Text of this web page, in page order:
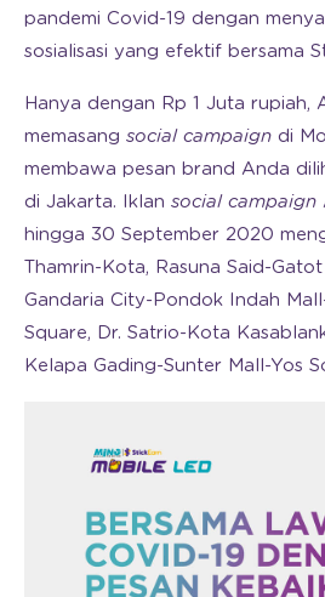
pandemi Covid-19 dengan
sosialisasi yang efektif bersama
Hanya dengan Rp 1 Juta rupiah,
memasang social campaign di
membawa pesan brand Anda
di Jakarta. Iklan social campaign
hingga 30 September 2020
Thamrin-Kota, Rasuna Said-
Gandaria City-Pondok Indah
Square, Dr. Satrio-Kota
Kelapa Gading-Sunter Mall-Yos